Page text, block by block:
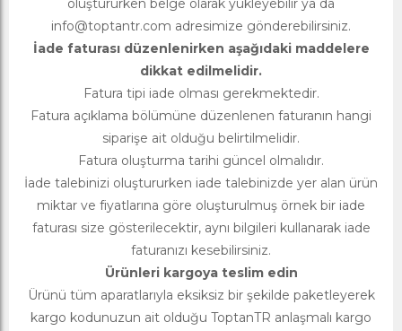
oluştururken belge olarak yükleyebilir ya da
info@toptantr.com adresimize gönderebilirsiniz.
İade faturası düzenlenirken aşağıdaki maddelere
dikkat edilmelidir.
Fatura tipi iade olması gerekmektedir.
Fatura açıklama bölümüne düzenlenen faturanın hangi
siparişe ait olduğu belirtilmelidir.
Fatura oluşturma tarihi güncel olmalıdır.
İade talebinizi oluştururken iade talebinizde yer alan ürün
miktar ve fiyatlarına göre oluşturulmuş örnek bir iade
faturası size gösterilecektir, aynı bilgileri kullanarak iade
faturanızı kesebilirsiniz.
Ürünleri kargoya teslim edin
Ürünü tüm aparatlarıyla eksiksiz bir şekilde paketleyerek
kargo kodunuzun ait olduğu ToptanTR anlaşmalı kargo